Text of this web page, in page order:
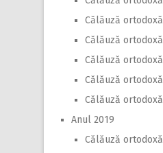
Călăuză
Călăuză
Călăuză ortodoxă
Călăuză ortodoxă
Călăuză ortodoxă
Anul 2019
Călăuză ortodoxă